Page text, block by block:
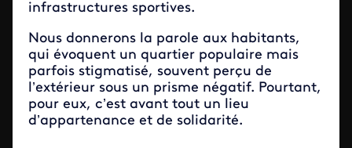
infrastructures sportives.
Nous donnerons la parole aux habitants,
qui évoquent un quartier populaire mais
parfois stigmatisé, souvent perçu de
l’extérieur sous un prisme négatif. Pourtant,
pour eux, c’est avant tout un lieu
d’appartenance et de solidarité.